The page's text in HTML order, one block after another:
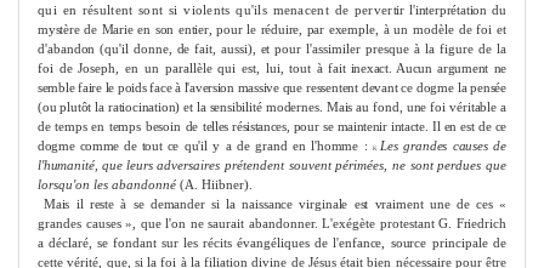
qui en résultent sont si violents qu'ils menacent de perver­tir l'interprétation du
mystère de Marie en son entier, pour le réduire, par exem­ple, à un modèle de foi et
d'abandon (qu'il donne, de fait, aussi), et pour l'assi­miler presque à la figure de la
foi de Joseph, en un parallèle qui est, lui, toutà fait inexact. Aucun argument ne
semble faire le poids face à l'aversion massive que ressentent devant ce dogmela pensée
(ou plutôt la ratiocination) et la sensi­bilité modernes. Mais au fond, une foi véritable a
de temps en temps besoin de telles résistances, pour se maintenir intacte. Il en est de ce
dogmecommede tout ce qu'il y a de grand en l'homme : K
Les grandes causes de
l'humanité, que leursadversaires prétendent souvent périmées, ne sont perdues que
lorsqu'on les abandonné (A. Hiibner).
Mais il reste à se demander si la naissance virginale est vraiment une de ces«
grandes causes », que l'on ne saurait abandonner. L'exégète protestant G. Friedrich
a déclaré, se fondant sur les récits évangéliques de l'enfance, source principale de
cette vérité, que, si la foi à la filiation divine de Jésus était bien nécessaire pour être